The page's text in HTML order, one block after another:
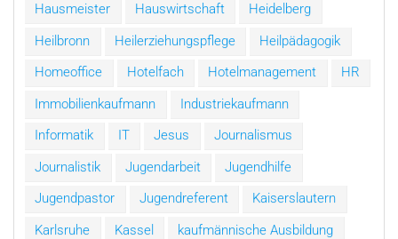
Hausmeister
Hauswirtschaft
Heidelberg
Heilbronn
Heilerziehungspflege
Heilpädagogik
Homeoffice
Hotelfach Hotelmanagement
HR
Immobilienkaufmann
Industriekaufmann
Informatik
IT Jesus
Journalismus
Journalistik
Jugendarbeit
Jugendhilfe
Jugendpastor
Jugendreferent
Kaiserslautern
Karlsruhe
Kassel
kaufmännische Ausbildung